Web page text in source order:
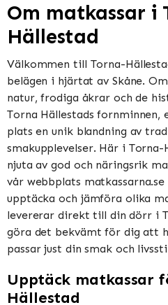
Om matkassar i
Hällestad
Välkommen till Torna-
belägen i hjärtat av Skåne.
natur, frodiga åkrar och de
Torna Hällestads fornminnen,
plats en unik blandning av
smakupplevelser. Här i
njuta av god och näringsrik
vår webbplats
upptäcka och jämföra olika
levererar direkt till din dörr i
göra det bekvämt för dig att
passar just din smak och
Upptäck matkassar
Hällestad